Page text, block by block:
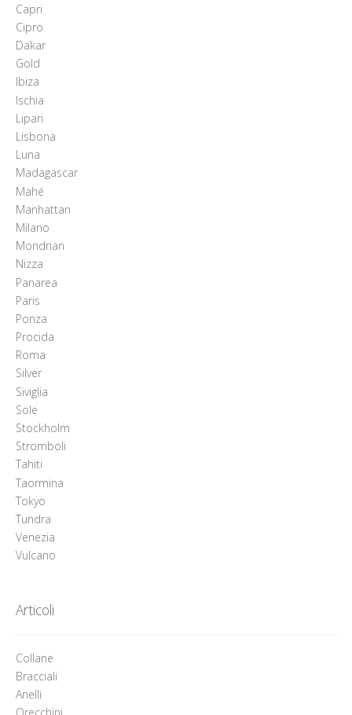
Capri
Cipro
Dakar
Gold
Ibiza
Ischia
Lipari
Lisbona
Luna
Madagascar
Mahé
Manhattan
Milano
Mondrian
Nizza
Panarea
Paris
Ponza
Procida
Roma
Silver
Siviglia
Sole
Stockholm
Stromboli
Tahiti
Taormina
Tokyo
Tundra
Venezia
Vulcano
Articoli
Collane
Bracciali
Anelli